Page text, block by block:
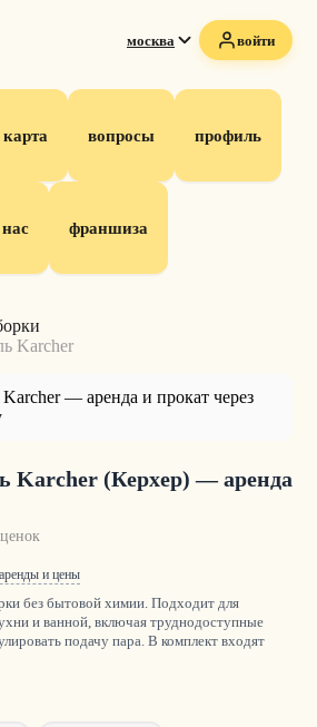
москва войти
карта вопросы профиль
франшиза
Karcher
Karcher (Керхер) — аренда
и цены
без бытовой химии. Подходит для
и ванной, включая труднодоступные
подачу пара. В комплект входят